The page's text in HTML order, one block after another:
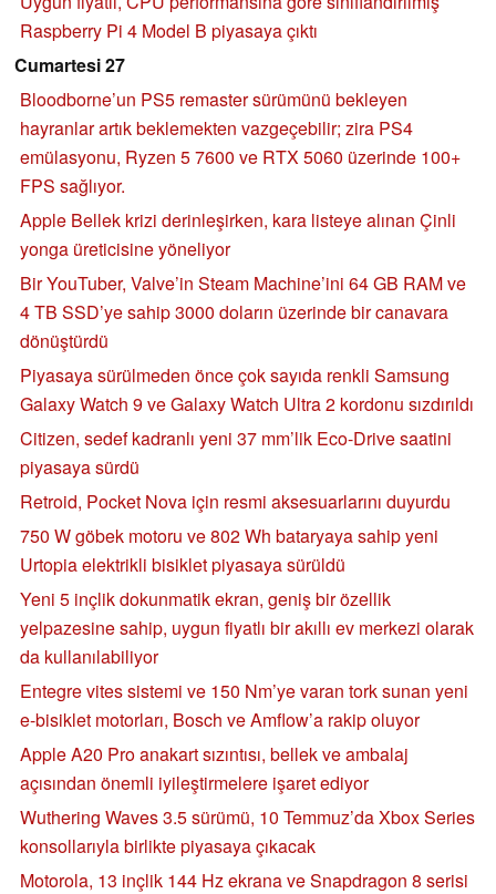
Raspberry Pi 4 Model B piyasaya çıktı
Cumartesi 27
Bloodborne’un PS5 remaster sürümünü bekleyen
hayranlar artık beklemekten vazgeçebilir; zira PS4
emülasyonu, Ryzen 5 7600 ve RTX 5060 üzerinde 100+
FPS sağlıyor.
Apple Bellek krizi derinleşirken, kara listeye alınan Çinli
yonga üreticisine yöneliyor
Bir YouTuber, Valve’in Steam Machine’ini 64 GB RAM ve
4 TB SSD’ye sahip 3000 doların üzerinde bir canavara
dönüştürdü
Piyasaya sürülmeden önce çok sayıda renkli Samsung
Galaxy Watch 9 ve Galaxy Watch Ultra 2 kordonu sızdırıldı
Citizen, sedef kadranlı yeni 37 mm’lik Eco-Drive saatini
piyasaya sürdü
Retroid, Pocket Nova için resmi aksesuarlarını duyurdu
750 W göbek motoru ve 802 Wh bataryaya sahip yeni
Urtopia elektrikli bisiklet piyasaya sürüldü
Yeni 5 inçlik dokunmatik ekran, geniş bir özellik
yelpazesine sahip, uygun fiyatlı bir akıllı ev merkezi olarak
da kullanılabiliyor
Entegre vites sistemi ve 150 Nm’ye varan tork sunan yeni
e-bisiklet motorları, Bosch ve Amflow’a rakip oluyor
Apple A20 Pro anakart sızıntısı, bellek ve ambalaj
açısından önemli iyileştirmelere işaret ediyor
Wuthering Waves 3.5 sürümü, 10 Temmuz’da Xbox Series
konsollarıyla birlikte piyasaya çıkacak
Motorola, 13 inçlik 144 Hz ekrana ve Snapdragon 8 serisi